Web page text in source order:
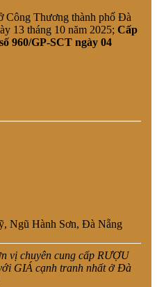
Công Thương thành phố Đà
13 tháng 10 năm 2025; Cấp
960/GP-SCT ngày 04
Ngũ Hành Sơn, Đà Nẵng
vị chuyên cung cấp RƯỢU
GIÁ cạnh tranh nhất ở Đà